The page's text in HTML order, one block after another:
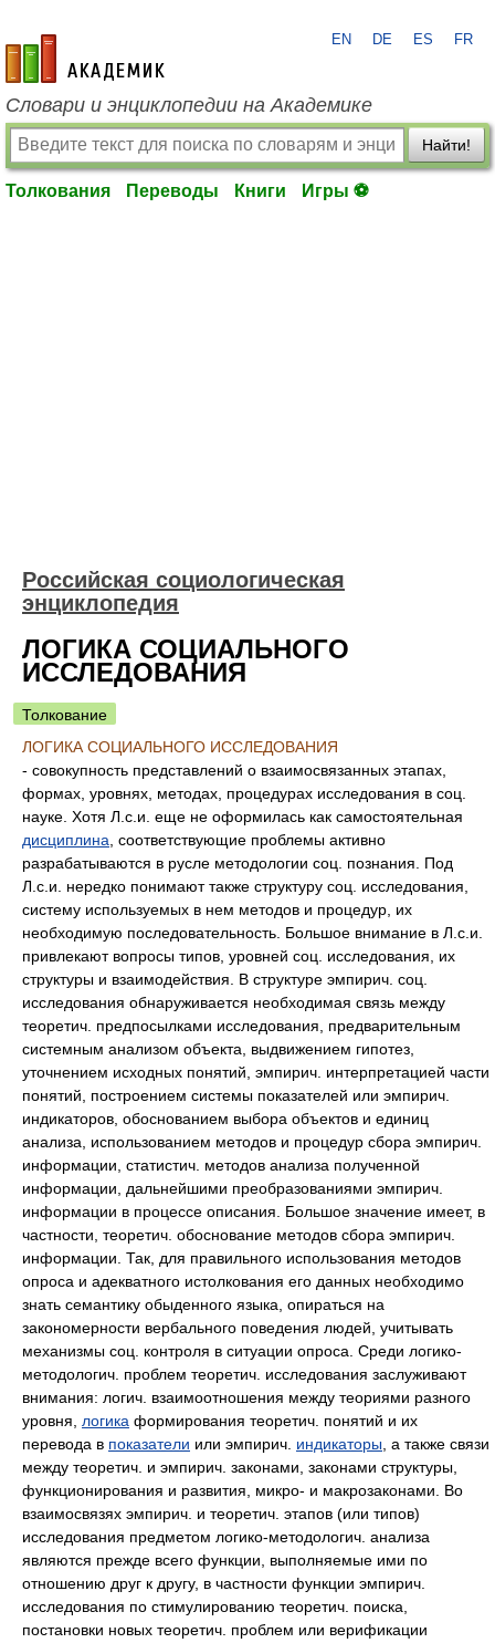
academic.ru
EN DE ES FR
Словари и энциклопедии на Академике
Найти!
Толкования Переводы Книги Игры ⚽
Российская социологическая
энциклопедия
ЛОГИКА СОЦИАЛЬНОГО
ИССЛЕДОВАНИЯ
Толкование
ЛОГИКА СОЦИАЛЬНОГО ИССЛЕДОВАНИЯ
- совокупность представлений о взаимосвязанных этапах,
формах, уровнях, методах, процедурах исследования в соц.
науке. Хотя Л.с.и. еще не оформилась как самостоятельная
дисциплина , соответствующие проблемы активно
разрабатываются в русле методологии соц. познания. Под
Л.с.и. нередко понимают также структуру соц. исследования,
систему используемых в нем методов и процедур, их
необходимую последовательность. Большое внимание в Л.с.и.
привлекают вопросы типов, уровней соц. исследования, их
структуры и взаимодействия. В структуре эмпирич. соц.
исследования обнаруживается необходимая связь между
теоретич. предпосылками исследования, предварительным
системным анализом объекта, выдвижением гипотез,
уточнением исходных понятий, эмпирич. интерпретацией части
понятий, построением системы показателей или эмпирич.
индикаторов, обоснованием выбора объектов и единиц
анализа, использованием методов и процедур сбора эмпирич.
информации, статистич. методов анализа полученной
информации, дальнейшими преобразованиями эмпирич.
информации в процессе описания. Большое значение имеет, в
частности, теоретич. обоснование методов сбора эмпирич.
информации. Так, для правильного использования методов
опроса и адекватного истолкования его данных необходимо
знать семантику обыденного языка, опираться на
закономерности вербального поведения людей, учитывать
механизмы соц. контроля в ситуации опроса. Среди логико-
методологич. проблем теоретич. исследования заслуживают
внимания: логич. взаимоотношения между теориями разного
уровня, логика формирования теоретич. понятий и их
перевода в показатели или эмпирич. индикаторы , а также связи
между теоретич. и эмпирич. законами, законами структуры,
функционирования и развития, микро- и макрозаконами. Во
взаимосвязях эмпирич. и теоретич. этапов (или типов)
исследования предметом логико-методологич. анализа
являются прежде всего функции, выполняемые ими по
отношению друг к другу, в частности функции эмпирич.
исследования по стимулированию теоретич. поиска,
постановки новых теоретич. проблем или верификации